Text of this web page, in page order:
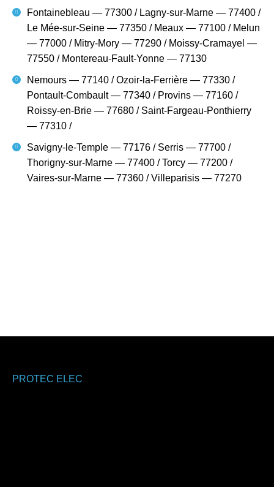
Fontainebleau — 77300 / Lagny-sur-Marne — 77400 /
Le Mée-sur-Seine — 77350 / Meaux — 77100 / Melun
— 77000 / Mitry-Mory — 77290 / Moissy-Cramayel —
77550 / Montereau-Fault-Yonne — 77130
Nemours — 77140 / Ozoir-la-Ferrière — 77330 /
Pontault-Combault — 77340 / Provins — 77160 /
Roissy-en-Brie — 77680 / Saint-Fargeau-Ponthierry
— 77310 /
Savigny-le-Temple — 77176 / Serris — 77700 /
Thorigny-sur-Marne — 77400 / Torcy — 77200 /
Vaires-sur-Marne — 77360 / Villeparisis — 77270
PROTEC ELEC